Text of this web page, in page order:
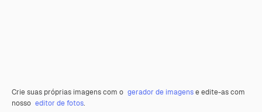
Crie suas próprias imagens com o gerador de imagense edite-as com
nosso editor de fotos.